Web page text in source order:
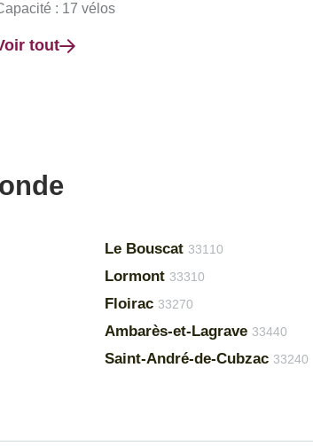
: 17 vélos
tout
Le Bouscat 33110
Lormont 33310
Floirac 33270
Ambarès-et-Lagrave 33440
Saint-André-de-Cubzac 33240